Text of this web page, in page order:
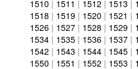
1510 | 1511 | 1512 | 1513 |
1518 | 1519 | 1520 | 1521 |
1526 | 1527 | 1528 | 1529 |
1534 | 1535 | 1536 | 1537 |
1542 | 1543 | 1544 | 1545 |
1550 | 1551 | 1552 | 1553 |